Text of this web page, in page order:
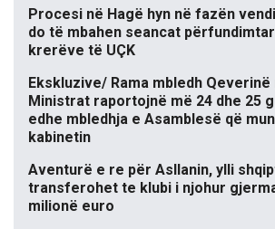
Procesi në Hagë hyn në fazën
do të mbahen seancat
krerëve të UÇK
Ekskluzive/ Rama mbledh
Ministrat raportojnë më 24 dhe 25
edhe mbledhja e Asamblesë që
kabinetin
Aventurë e re për Asllanin, ylli
transferohet te klubi i njohur
milionë euro